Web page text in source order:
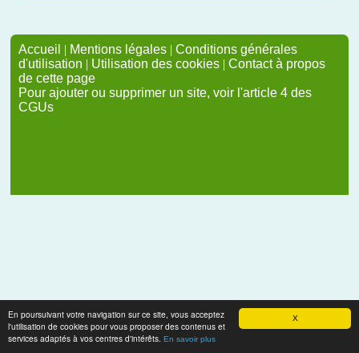
X
En poursuivant votre navigation sur ce site, vous acceptez
l'utilisation de cookies pour vous proposer des contenus et
services adaptés à vos centres d'intérêts. En savoir plus
Accueil | Mentions légales | Conditions générales
d'utilisation | Utilisation des cookies | Contact à propos
de cette page
Pour ajouter ou supprimer un site, voir l'article 4 des
CGUs